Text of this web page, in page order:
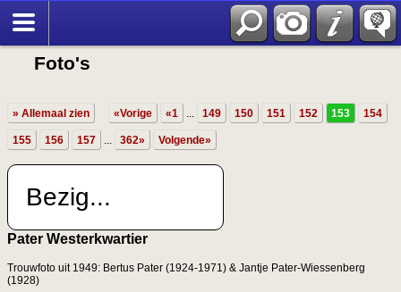
Foto's
» Allemaal zien «Vorige «1 ... 149 150 151 152 153 154
155 156 157 ... 362» Volgende»
Bezig...
Pater Westerkwartier
Trouwfoto uit 1949: Bertus Pater (1924-1971) & Jantje Pater-Wiessenberg
(1928)